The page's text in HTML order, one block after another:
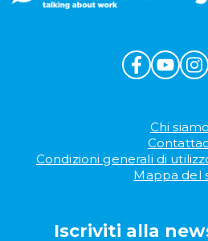
Chi siamo
Condizioni generali di
Mappa del
Iscriviti alla